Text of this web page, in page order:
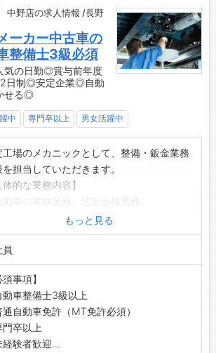
中野店の求人情報 /長野
ーカー中古車の
整備士3級必須
気の日勤◎賞与前年度
日制◎安定企業◎自動
せる◎
中 専門卒以上 男女活躍中
工場のメカニックとして、整備・鈑金業務
を担当していただきます。
体的な業務内容】
耗部品の交換
作業
様が安心してカーライフを送れるよう、
整備する大切なお仕事です♪
りがい】
された仕事をやり遂げたときの達成感！
解な不具合の原因を特定して解決したとき
自身の成長を感じられます！
もっと見る
員
須事項】
動車整備士3級以上
通自動車免許（MT免許必須）
門卒以上
経験者歓迎...